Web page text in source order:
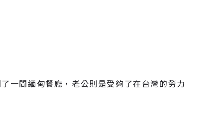
一間緬甸餐廳，老公則是受夠了在台灣的勞力